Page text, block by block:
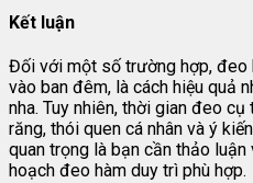
Kết luận
Đối với một số trường hợp, đeo
vào ban đêm, là cách hiệu quả
nha. Tuy nhiên, thời gian đeo
răng, thói quen cá nhân và ý
quan trọng là bạn cần thảo
hoạch đeo hàm duy trì phù hợp.